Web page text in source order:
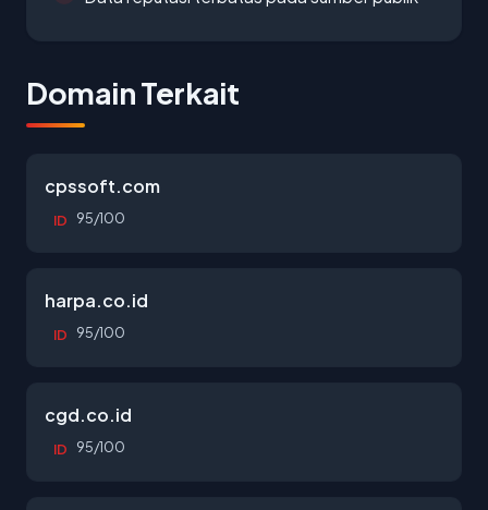
Domain Terkait
cpssoft.com
ID 95/100
harpa.co.id
ID 95/100
cgd.co.id
ID 95/100